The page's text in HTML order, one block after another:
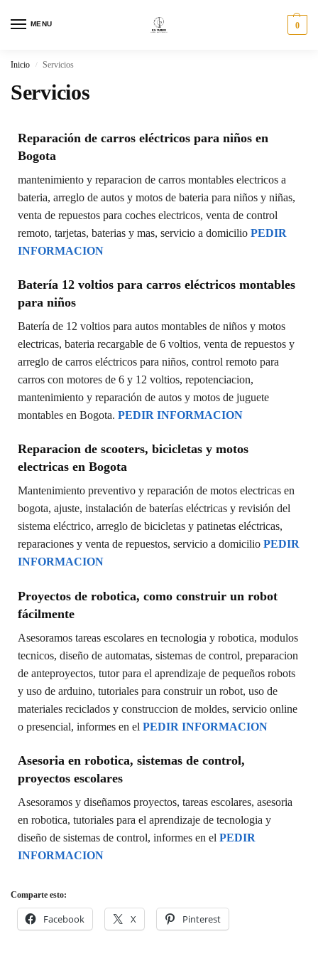
MENU 0
Inicio / Servicios
Servicios
Reparación de carros eléctricos para niños en
Bogota
mantenimiento y reparacion de carros montables electricos a
bateria, arreglo de autos y motos de bateria para niños y niñas,
venta de repuestos para coches electricos, venta de control
remoto, tarjetas, baterias y mas, servicio a domicilio PEDIR
INFORMACION
Batería 12 voltios para carros eléctricos montables
para niños
Batería de 12 voltios para autos montables de niños y motos
electricas, bateria recargable de 6 voltios, venta de repuestos y
arreglo de carros eléctricos para niños, control remoto para
carros con motores de 6 y 12 voltios, repotenciacion,
mantenimiento y reparación de autos y motos de juguete
montables en Bogota. PEDIR INFORMACION
Reparacion de scooters, bicicletas y motos
electricas en Bogota
Mantenimiento preventivo y reparación de motos electricas en
bogota, ajuste, instalación de baterías eléctricas y revisión del
sistema eléctrico, arreglo de bicicletas y patinetas eléctricas,
reparaciones y venta de repuestos, servicio a domicilio PEDIR
INFORMACION
Proyectos de robotica, como construir un robot
fácilmente
Asesoramos tareas escolares en tecnologia y robotica, modulos
tecnicos, diseño de automatas, sistemas de control, preparacion
de anteproyectos, tutor para el aprendizaje de pequeños robots
y uso de arduino, tutoriales para construir un robot, uso de
materiales reciclados y construccion de moldes, servicio online
o presencial, informes en el PEDIR INFORMACION
Asesoria en robotica, sistemas de control,
proyectos escolares
Asesoramos y diseñamos proyectos, tareas escolares, asesoria
en robotica, tutoriales para el aprendizaje de tecnologia y
diseño de sistemas de control, informes en el PEDIR
INFORMACION
Comparte esto:
Facebook X Pinterest